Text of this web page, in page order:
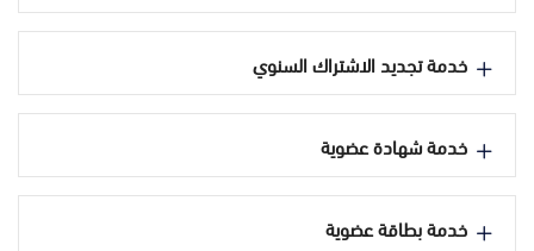
خدمة تجديد الاشتراك السنوي
خدمة شهادة عضوية
خدمة بطاقة عضوية